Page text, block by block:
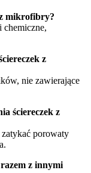
z mikrofibry?
chemiczne,
z
nie zawierające
ściereczek z
porowaty
z innymi